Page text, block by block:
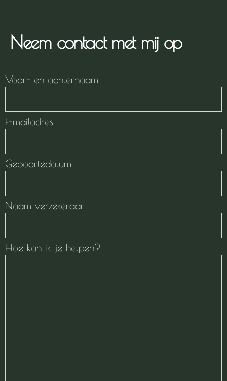
Neem contact met mij op
Voor- en achternaam
E-mailadres
Geboortedatum
Naam verzekeraar
Hoe kan ik je helpen?